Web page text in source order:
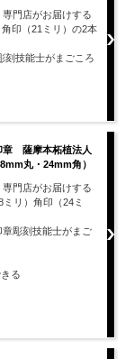
門店がお届けする
印（21ミリ）の2本
刻技能士がまごころ
章 薩摩本柘植法人
丸・24mm角）
門店がお届けする
リ）角印（24ミ
彫刻技能士がまご
る